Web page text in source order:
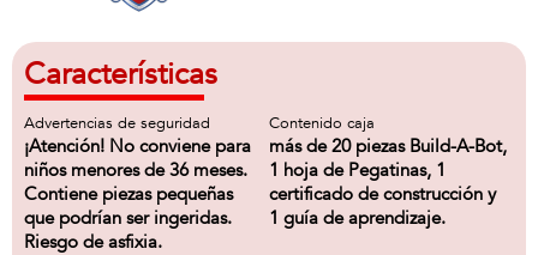
Características
Advertencias de seguridad
¡Atención! No conviene para
niños menores de 36 meses.
Contiene piezas pequeñas
que podrían ser ingeridas.
Riesgo de asfixia.
Contenido caja
más de 20 piezas Build-A-Bot,
1 hoja de Pegatinas, 1
certificado de construcción y
1 guía de aprendizaje.